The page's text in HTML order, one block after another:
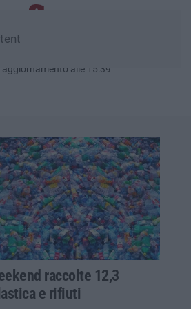
aggiornamento alle 15:39
raccolte 12,3
e rifiuti